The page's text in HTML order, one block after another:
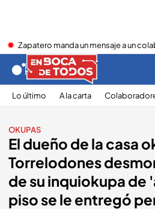
Zapatero manda un mensaje a un
Lo último A la carta
OKUPAS
El dueño de la casa
Torrelodones
de su inquiokupa de
piso se le entregó